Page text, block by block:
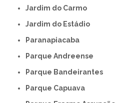
Jardim do Carmo
Jardim do Estádio
Paranapiacaba
Parque Andreense
Parque Bandeirantes
Parque Capuava